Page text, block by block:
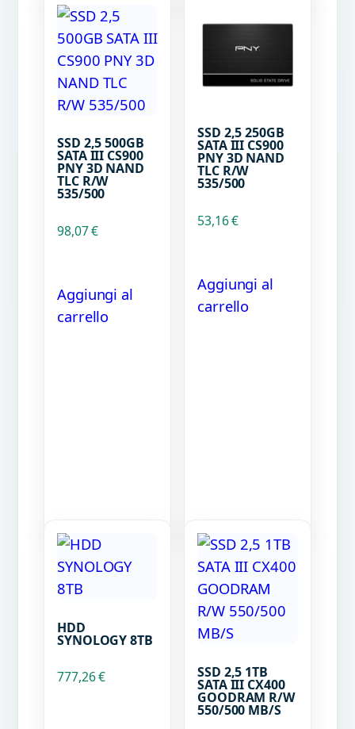
SSD 2,5 500GB
SATA III CS900
PNY 3D NAND
TLC R/W
535/500
98,07€
Aggiungi al
carrello
SSD 2,5 250GB
SATA III CS900
PNY 3D NAND
TLC R/W
535/500
53,16€
Aggiungi al
carrello
HDD
SYNOLOGY 8TB
777,26€ SSD 2,5 1TB
SATA III CX400
GOODRAM R/W
550/500 MB/S